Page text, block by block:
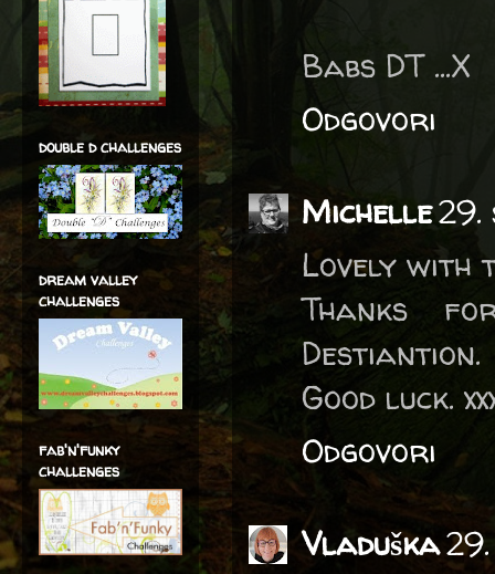
Babs DT ...X
Odgovori
Michelle29.
Lovely with
Thanks
Destiantion.
Good luck.
Odgovori
Vladuška
double d challenges
dream valley
challenges
fab'n'funky
challenges